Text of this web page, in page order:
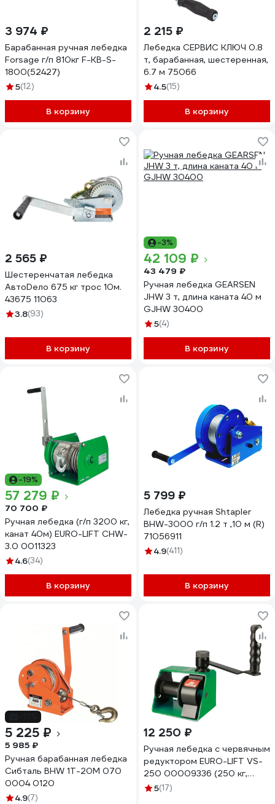
3 974 ₽
Барабанная ручная лебедка
Forsage г/п 810кг F-KB-S-
1800(52427)
5(12)
В корзину
2 215 ₽
Лебедка СЕРВИС КЛЮЧ 0.8
т, барабанная, шестеренная,
6.7 м 75066
4.5(15)
В корзину
2 565 ₽
Шестеренчатая лебедка
АвтоDело 675 кг трос 10м.
43675 11063
3.8(93)
В корзину
-3%
42 109 ₽
43 479 ₽
Ручная лебедка GEARSEN
JHW 3 т, длина каната 40 м
GJHW 30400
5(4)
В корзину
-19%
57 279 ₽
70 700 ₽
Ручная лебедка (г/п 3200 кг,
канат 40м) EURO-LIFT CHW-
3.0 0011323
4.6(34)
В корзину
5 799 ₽
Лебедка ручная Shtapler
BHW-3000 г/п 1.2 т ,10 м (R)
71056911
4.9(411)
В корзину
5 225 ₽
5 985 ₽
Ручная барабанная лебедка
Сибталь BHW 1Т-20М 070
0004 0120
4.9(7)
12 250 ₽
Ручная лебедка с червячным
редуктором EURO-LIFT VS-
250 00009336 (250 кг,
канат 20м)
5(17)